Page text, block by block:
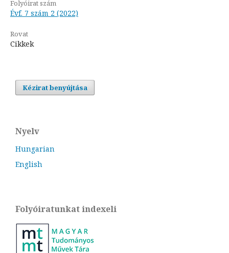
Folyóirat szám
Évf. 7 szám 2 (2022)
Rovat
Cikkek
Kézirat benyújtása
Nyelv
Hungarian
English
Folyóiratunkat indexeli